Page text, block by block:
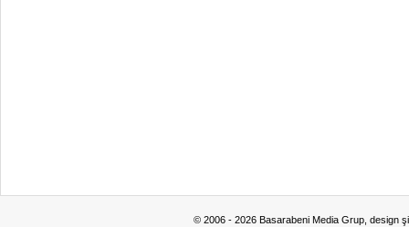
© 2006 - 2026 Basarabeni Media Grup, design